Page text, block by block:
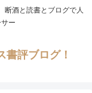
酒と読書とブログで人
ー
書評ブログ！